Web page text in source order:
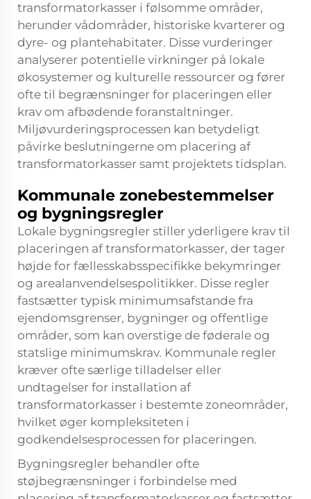
transformatorkasser i følsomme områder,
herunder vådområder, historiske kvarterer og
dyre- og plantehabitater. Disse vurderinger
analyserer potentielle virkninger på lokale
økosystemer og kulturelle ressourcer og fører
ofte til begrænsninger for placeringen eller
krav om afbødende foranstaltninger.
Miljøvurderingsprocessen kan betydeligt
påvirke beslutningerne om placering af
transformatorkasser samt projektets tidsplan.
Kommunale zonebestemmelser
og bygningsregler
Lokale bygningsregler stiller yderligere krav til
placeringen af transformatorkasser, der tager
højde for fællesskabsspecifikke bekymringer
og arealanvendelsespolitikker. Disse regler
fastsætter typisk minimumsafstande fra
ejendomsgrenser, bygninger og offentlige
områder, som kan overstige de føderale og
statslige minimumskrav. Kommunale regler
kræver ofte særlige tilladelser eller
undtagelser for installation af
transformatorkasser i bestemte zoneområder,
hvilket øger kompleksiteten i
godkendelsesprocessen for placeringen.
Bygningsregler behandler ofte
støjbegrænsninger i forbindelse med